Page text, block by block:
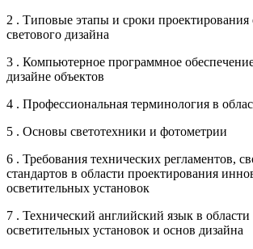
2 . Типовые этапы и сроки проектирования
светового дизайна
3 . Компьютерное программное
дизайне объектов
4 . Профессиональная терминология в
5 . Основы светотехники и фотометрии
6 . Требования технических регламентов,
стандартов в области проектирования
осветительных установок
7 . Технический английский язык в
осветительных установок и основ дизайна